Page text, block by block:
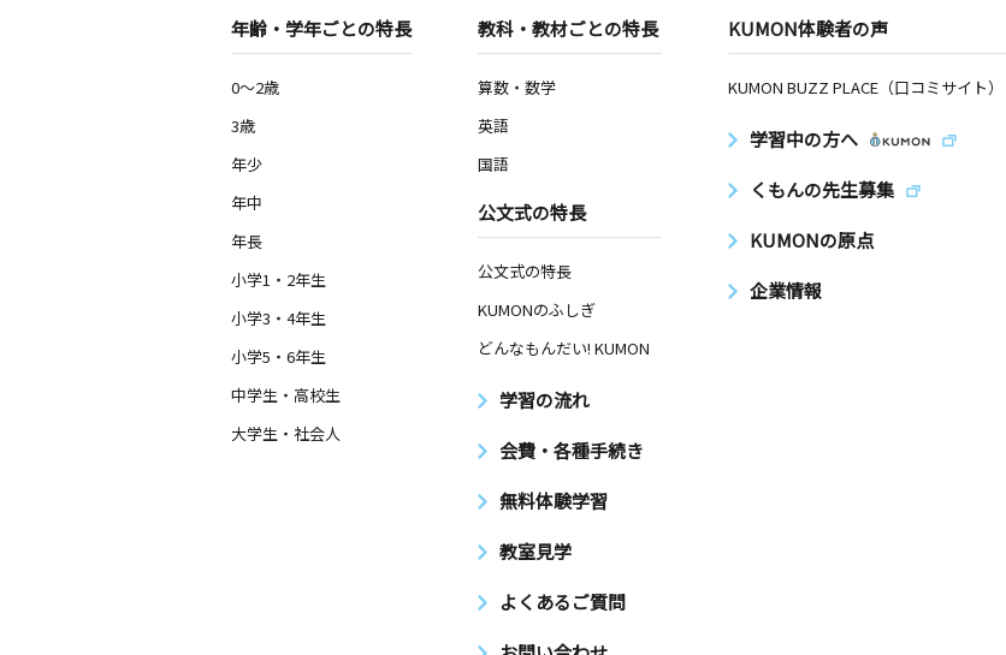
年齢・学年ごとの特長
0～2歳
3歳
年少
年中
年長
小学1・2年生
小学3・4年生
小学5・6年生
中学生・高校生
大学生・社会人
教科・教材ごとの特長
算数・数学
英語
国語
公文式の特長
公文式の特長
KUMONのふしぎ
どんなもんだい! KUMON
学習の流れ
会費・各種手続き
無料体験学習
教室見学
よくあるご質問
KUMON体験者の声
KUMON BUZZ PLACE（口コミサイト）
学習中の方へ
くもんの先生募集
KUMONの原点
企業情報